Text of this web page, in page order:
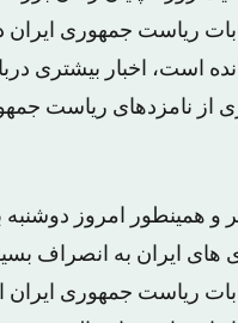
ریاست جمهوری
است، اخبار بیشتری
از نامزدهای ریاست
و همینطور امروز
های ایران به انصراف
ریاست جمهوری